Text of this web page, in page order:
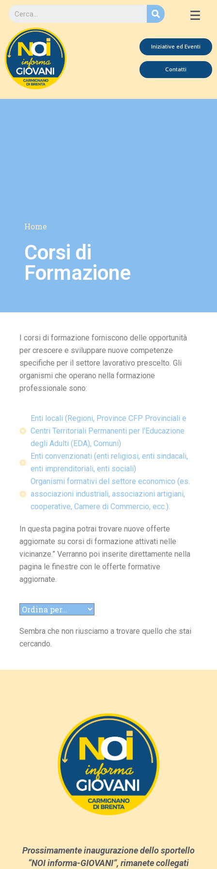
Iniziative ed Eventi
Contatti
Home
Corsi di
Formazione
I corsi di formazione forniscono delle opportunità
per crescere e sviluppare nuove competenze
specifiche per il settore lavorativo prescelto. Gli
organismi che operano nella formazione
professionale sono:
Enti locali (Regioni, Province CFP Provinciali e
Centri Territoriali Permanenti per l'Educazione
degli Adulti (EDA), Comuni)
Enti convenzionati (enti religiosi, enti sindacali,
enti imprenditoriali, enti sociali)
Organismi formativi del settore economico (es.
associazioni industriali, associazioni artigiani,
cooperative, Camere di Commercio, ecc.).
In questa pagina potrai trovare nuove offerte
aggiornate su corsi di formazione attivati nelle
vicinanze.” Verranno poi inserite direttamente nella
pagina le finestre con le offerte formative
aggiornate.
Sembra che non riusciamo a trovare quello che stai
cercando.
Prossimamente inaugurazione dello sportello
“NOI informa-GIOVANI”, rimanete collegati